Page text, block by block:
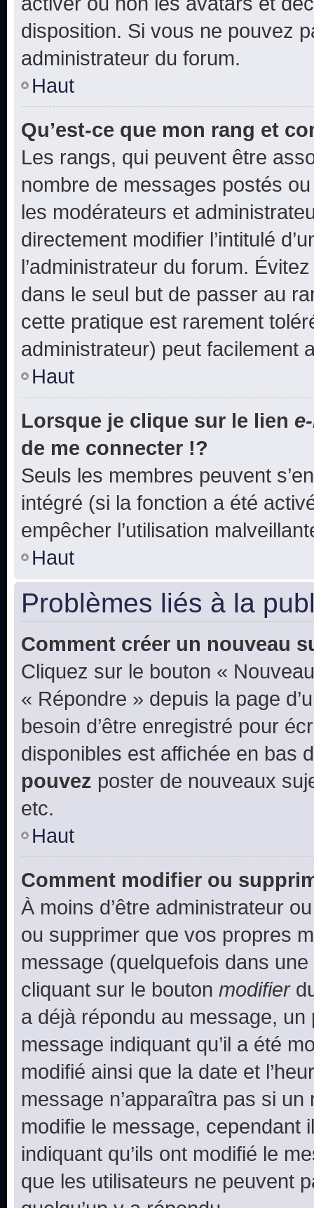
disposition. Si vous ne pouvez
administrateur du forum.
Haut
Qu’est-ce que mon rang et
Les rangs, qui peuvent être
nombre de messages postés
les modérateurs et
directement modifier l’intitulé
l’administrateur du forum.
dans le seul but de passer au
cette pratique est rarement
administrateur) peut facilement
Haut
Lorsque je clique sur le lien
de me connecter !?
Seuls les membres peuvent
intégré (si la fonction a été
empêcher l’utilisation
Haut
Problèmes liés à la
Comment créer un nouveau
Cliquez sur le bouton «
« Répondre » depuis la page
besoin d’être enregistré pour
disponibles est affichée en bas
pouvez poster de nouveaux
etc.
Haut
Comment modifier ou
À moins d’être administrateur
ou supprimer que vos propres
message (quelquefois dans
cliquant sur le bouton modifier
a déjà répondu au message, un
message indiquant qu’il a été
modifié ainsi que la date et
message n’apparaîtra pas si
modifie le message, cependant
indiquant qu’ils ont modifié le
que les utilisateurs ne peuvent